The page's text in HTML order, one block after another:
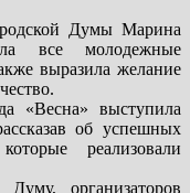
Думы Марина
все молодежные
выразила желание
«Весна» выступила
об успешных
реализовали
организаторов